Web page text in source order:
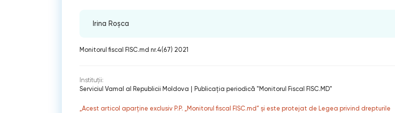
Irina Roșca
Monitorul fiscal FISC.md nr.4(67) 2021
Instituții:
Serviciul Vamal al Republicii Moldova
Publicaţia periodică "Monitorul Fiscal FISC.MD"
„Acest articol aparține exclusiv P.P. „Monitorul fiscal FISC.md” și este protejat de Legea privind drepturile